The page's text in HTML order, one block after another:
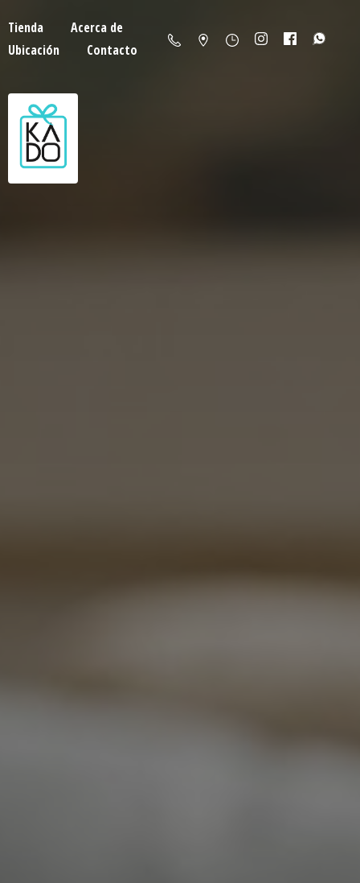
Tienda
Acerca de
Ubicación
Contacto